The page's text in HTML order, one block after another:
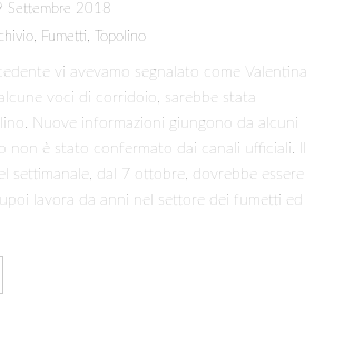
Settembre 2018
, Fumetti, Topolino
vi avevamo segnalato come Valentina
voci di corridoio, sarebbe stata
Nuove informazioni giungono da alcuni
non è stato confermato dai canali ufficiali. Il
settimanale, dal 7 ottobre, dovrebbe essere
lavora da anni nel settore dei fumetti ed